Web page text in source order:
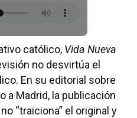
católico, Vida Nueva
no desvirtúa el
En su editorial sobre
a Madrid, la publicación
“traiciona” el original y